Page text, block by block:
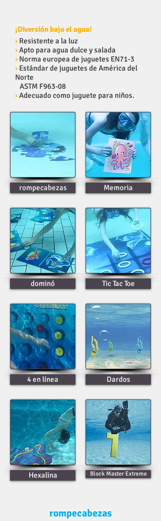
¡Diversión bajo el agua!
› Resistente a la luz
›Apto para agua dulce y salada
› Norma europea de juguetes EN71-3
› Estándar de juguetes de América del
Norte
ASTM F963-08
›Adecuado como juguete para niños.
rompecabezas
dominó
4 en línea
Hexalina
Memoria
Tic Tac Toe
Dardos
Block Master Extreme
rompecabezas